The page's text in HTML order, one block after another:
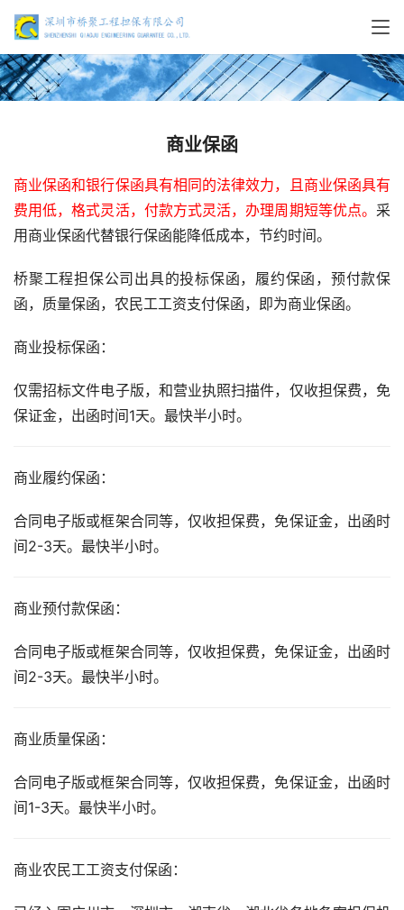
商业保函
商业保函和银行保函具有相同的法律效力，且商业保函具有
费用低，格式灵活，付款方式灵活，办理周期短等优点。 采
用商业保函代替银行保函能降低成本，节约时间。
桥聚工程担保公司出具的投标保函，履约保函，预付款保
函，质量保函，农民工工资支付保函，即为商业保函。
商业投标保函：
仅需招标文件电子版，和营业执照扫描件，仅收担保费，免
保证金，出函时间1天。最快半小时。
商业履约保函：
合同电子版或框架合同等，仅收担保费，免保证金，出函时
间2-3天。最快半小时。
商业预付款保函：
合同电子版或框架合同等，仅收担保费，免保证金，出函时
间2-3天。最快半小时。
商业质量保函：
合同电子版或框架合同等，仅收担保费，免保证金，出函时
间1-3天。最快半小时。
商业农民工工资支付保函：